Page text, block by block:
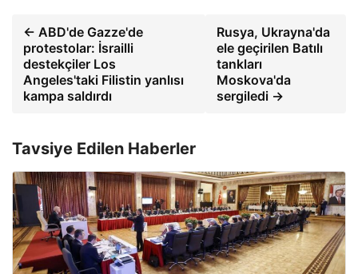
← ABD'de Gazze'de
protestolar: İsrailli
destekçiler Los
Angeles'taki Filistin yanlısı
kampa saldırdı
Rusya, Ukrayna'da
ele geçirilen Batılı
tankları
Moskova'da
sergiledi →
Tavsiye Edilen Haberler